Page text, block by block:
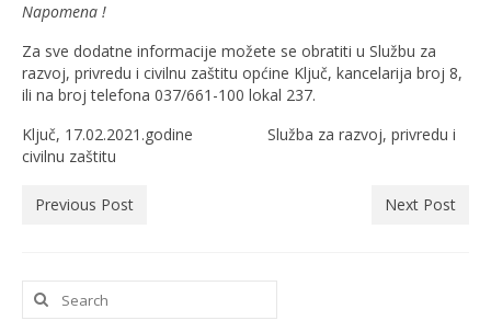
Napomena !
Za sve dodatne informacije možete se obratiti u Službu za
razvoj, privredu i civilnu zaštitu općine Ključ, kancelarija broj 8,
ili na broj telefona 037/661-100 lokal 237.
Ključ, 17.02.2021.godine Služba za razvoj, privredu i
civilnu zaštitu
Previous Post Next Post
Search
for: